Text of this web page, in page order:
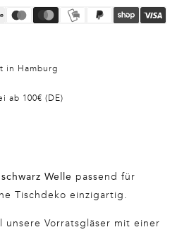
in Hamburg
ab 100€ (DE)
Welle passend für
Tischdeko einzigartig.
unsere Vorratsgläser mit einer